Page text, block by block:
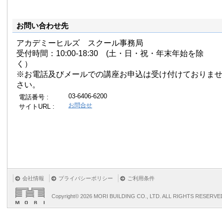
お問い合わせ先
アカデミーヒルズ スクール事務局
受付時間：10:00-18:30 (土・日・祝・年末年始を除
く）
※お電話及びメールでの講座お申込は受け付けておりま
さい。
電話番号 :
03-6406-6200
サイトURL :
お問合せ
会社情報 プライバシーポリシー ご利用条件
Copyright© 2026 MORI BUILDING CO., LTD. ALL RIGHTS